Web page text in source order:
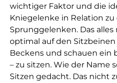
wichtiger Faktor und die
Kniegelenke in Relation
Sprunggelenken. Das
optimal auf den Sitzbeinen
Beckens und schauen ein
– zu sitzen. Wie der Name
Sitzen gedacht. Das nicht